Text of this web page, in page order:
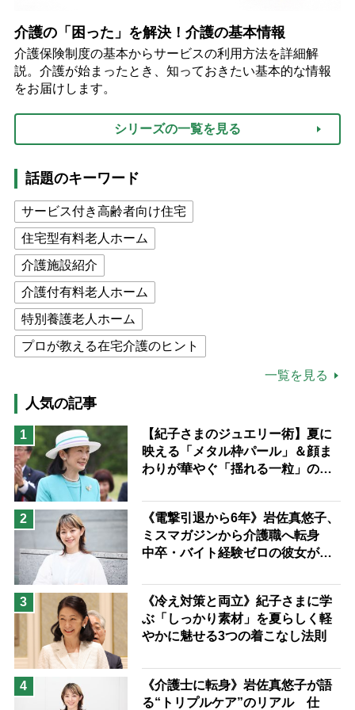
介護の「困った」を解決！介護の基本情報
介護保険制度の基本からサービスの利用方法を詳細解
説。介護が始まったとき、知っておきたい基本的な情報
をお届けします。
シリーズの一覧を見る
話題のキーワード
サービス付き高齢者向け住宅
住宅型有料老人ホーム
介護施設紹介
介護付有料老人ホーム
特別養護老人ホーム
プロが教える在宅介護のヒント
高木ブー
ケアマネジャー
猫が母になつきません
息子の遠距離介護サバイバル術
兄がボケました
予防法
一覧を見る
人気の記事
1
【紀子さまのジュエリー術】夏に
映える「メタル枠パール」＆顔ま
わりが華やぐ「揺れる一粒」の使
2
《電撃引退から6年》岩佐真悠子、
ミスマガジンから介護職へ転身
中卒・バイト経験ゼロの彼女が見
ながら自分らしくいられる」
3
《冷え対策と両立》紀子さまに学
ぶ「しっかり素材」を夏らしく軽
やかに魅せる3つの着こなし法則
4
《介護士に転身》岩佐真悠子が語
る“トリプルケア”のリアル 仕